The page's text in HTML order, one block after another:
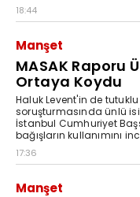
18:44
Manşet
MASAK Raporu
Ortaya Koydu
Haluk Levent'in de
soruşturmasında ünlü
İstanbul Cumhuriyet
bağışların kullanımını
17:36
Manşet